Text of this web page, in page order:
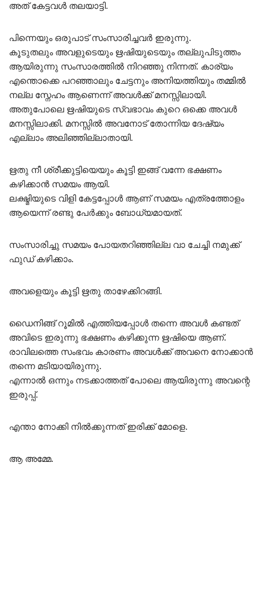
അത് കേട്ടവൾ തലയാട്ടി.
പിന്നെയും ഒരുപാട് സംസാരിച്ചവർ ഇരുന്നു.
കൂടുതലും അവളുടെയും ഋഷിയുടെയും തല്ലുപിടുത്തം
ആയിരുന്നു സംസാരത്തിൽ നിറഞ്ഞു നിന്നത്. കാര്യം
എന്തൊക്കെ പറഞ്ഞാലും ചേട്ടനും അനിയത്തിയും തമ്മിൽ
നല്ല സ്നേഹം ആണെന്ന് അവൾക്ക് മനസ്സിലായി.
അതുപോലെ ഋഷിയുടെ സ്വഭാവം കുറെ ഒക്കെ അവൾ
മനസ്സിലാക്കി. മനസ്സിൽ അവനോട് തോന്നിയ ദേഷ്യം
എല്ലാം അലിഞ്ഞില്ലാതായി.
ഋതു നീ ശ്രീക്കുട്ടിയെയും കൂട്ടി ഇങ്ങ് വന്നേ ഭക്ഷണം
കഴിക്കാൻ സമയം ആയി.
ലക്ഷ്മിയുടെ വിളി കേട്ടപ്പോൾ ആണ് സമയം എത്രത്തോളം
ആയെന്ന് രണ്ടു പേർക്കും ബോധ്യമായത്.
സംസാരിച്ചു സമയം പോയതറിഞ്ഞില്ല വാ ചേച്ചി നമുക്ക്
ഫുഡ്‌ കഴിക്കാം.
അവളെയും കൂട്ടി ഋതു താഴേക്കിറങ്ങി.
ഡൈനിങ്ങ് റൂമിൽ എത്തിയപ്പോൾ തന്നെ അവൾ കണ്ടത്
അവിടെ ഇരുന്നു ഭക്ഷണം കഴിക്കുന്ന ഋഷിയെ ആണ്.
രാവിലത്തെ സംഭവം കാരണം അവൾക്ക് അവനെ നോക്കാൻ
തന്നെ മടിയായിരുന്നു.
എന്നാൽ ഒന്നും നടക്കാത്തത് പോലെ ആയിരുന്നു അവന്റെ
ഇരുപ്പ്.
എന്താ നോക്കി നിൽക്കുന്നത് ഇരിക്ക് മോളെ.
ആ അമ്മേ.